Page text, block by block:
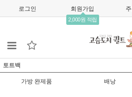
로그인 회원가입
2,000원 적립
토트백
가방 완제품 배낭